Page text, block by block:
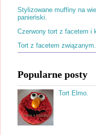
Stylizowane muffiny na
panieński.
Czerwony tort z facetem i
Tort z facetem związanym.
Popularne posty
Tort Elmo.